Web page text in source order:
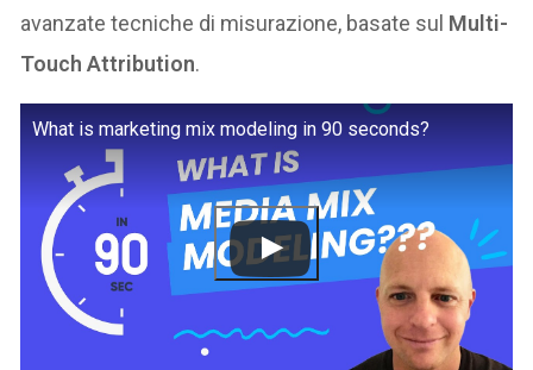
avanzate tecniche di misurazione, basate sul Multi-
Touch Attribution.
What is marketing mix modeling in 90 seconds?